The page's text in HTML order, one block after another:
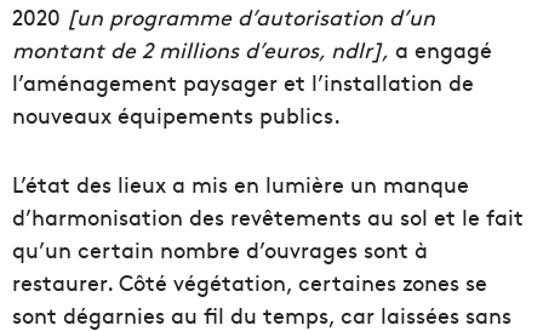
2020 [un programme d’autorisation d’un
montant de 2 millions d’euros, ndlr], a engagé
l’aménagement paysager et l’installation de
nouveaux équipements publics.
L’état des lieux a mis en lumière un manque
d’harmonisation des revêtements au sol et le fait
qu’un certain nombre d’ouvrages sont à
restaurer. Côté végétation, certaines zones se
sont dégarnies au fil du temps, car laissées sans